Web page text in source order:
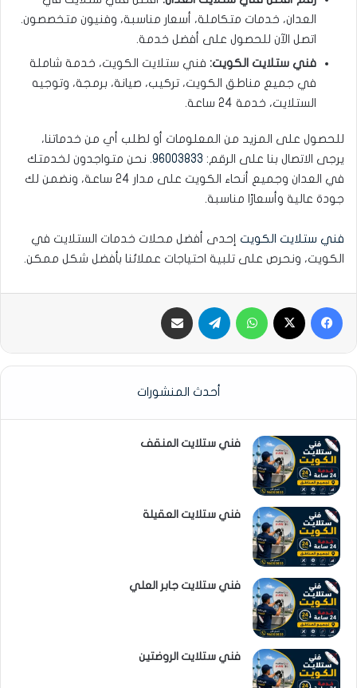
العدان، خدمات متكاملة، أسعار مناسبة، وفنيون متخصصون.
اتصل الآن للحصول على أفضل خدمة.
فني ستلايت الكويت: فني ستلايت الكويت، خدمة شاملة
في جميع مناطق الكويت، تركيب، صيانة، برمجة، وتوجيه
الستلايت، خدمة 24 ساعة.
للحصول على المزيد من المعلومات أو لطلب أي من خدماتنا،
يرجى الاتصال بنا على الرقم: 96003833. نحن متواجدون لخدمتك
في العدان وجميع أنحاء الكويت على مدار 24 ساعة، ونضمن لك
جودة عالية وأسعارًا مناسبة.
فني ستلايت الكويت إحدى أفضل محلات خدمات الستلايت في
الكويت، ونحرص على تلبية احتياجات عملائنا بأفضل شكل ممكن.
فيسبوك واتساب تيلقرام
أحدث المنشورات
فني ستلايت المنقف
فني ستلايت العقيلة
فني ستلايت جابر العلي
فني ستلايت الروضتين